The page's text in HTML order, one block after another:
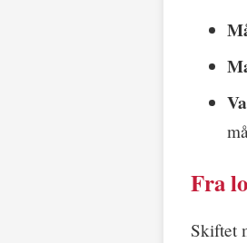
Fra
Skiftet